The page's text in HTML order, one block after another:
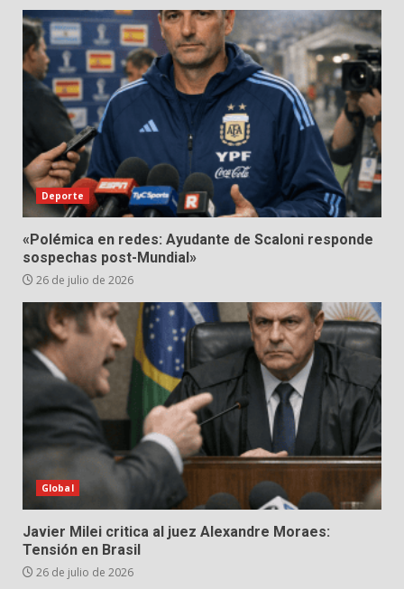
Deporte
«Polémica en redes: Ayudante de Scaloni responde
sospechas post-Mundial»
26 de julio de 2026
Global
Javier Milei critica al juez Alexandre Moraes:
Tensión en Brasil
26 de julio de 2026